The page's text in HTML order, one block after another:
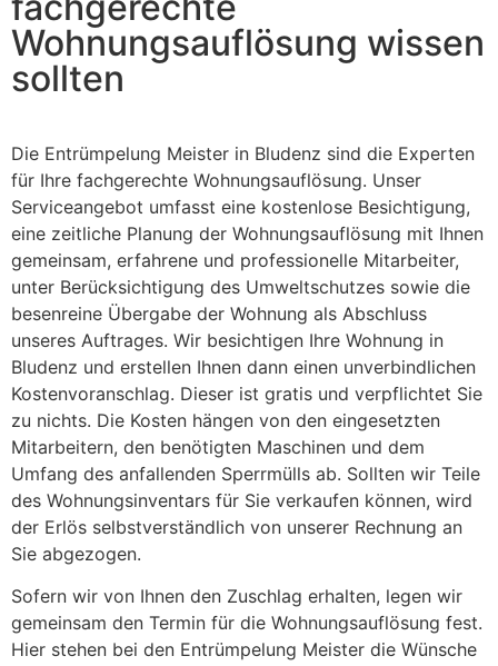
Wohnungsauflösung wissen
sollten
Die Entrümpelung Meister in Bludenz sind die Experten
für Ihre fachgerechte Wohnungsauflösung. Unser
Serviceangebot umfasst eine kostenlose Besichtigung,
eine zeitliche Planung der Wohnungsauflösung mit Ihnen
gemeinsam, erfahrene und professionelle Mitarbeiter,
unter Berücksichtigung des Umweltschutzes sowie die
besenreine Übergabe der Wohnung als Abschluss
unseres Auftrages. Wir besichtigen Ihre Wohnung in
Bludenz und erstellen Ihnen dann einen unverbindlichen
Kostenvoranschlag. Dieser ist gratis und verpflichtet Sie
zu nichts. Die Kosten hängen von den eingesetzten
Mitarbeitern, den benötigten Maschinen und dem
Umfang des anfallenden Sperrmülls ab. Sollten wir Teile
des Wohnungsinventars für Sie verkaufen können, wird
der Erlös selbstverständlich von unserer Rechnung an
Sie abgezogen.
Sofern wir von Ihnen den Zuschlag erhalten, legen wir
gemeinsam den Termin für die Wohnungsauflösung fest.
Hier stehen bei den Entrümpelung Meister die Wünsche